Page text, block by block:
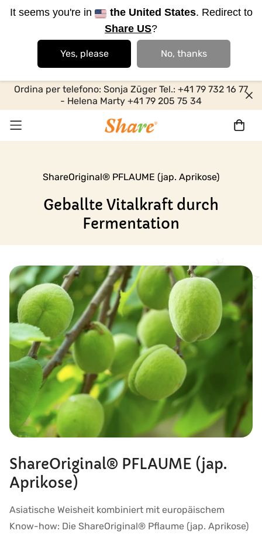
It seems you're in the United States. Redirect to
Share US?
Yes, please No, thanks
Ordina per telefono: Sonja Züger Tel.: +41 79 732 16 77
- Helena Marty +41 79 205 75 34
ShareOriginal® PFLAUME (jap. Aprikose)
Geballte Vitalkraft durch
Fermentation
ShareOriginal® PFLAUME (jap.
Aprikose)
Asiatische Weisheit kombiniert mit europäischem
Know-how: Die ShareOriginal® Pflaume (jap. Aprikose)